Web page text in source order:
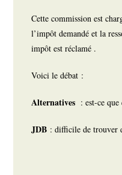
Cette commission est
l’impôt demandé et la
impôt est réclamé .
Voici le débat :
Alternatives : est-ce
JDB : difficile de trouver